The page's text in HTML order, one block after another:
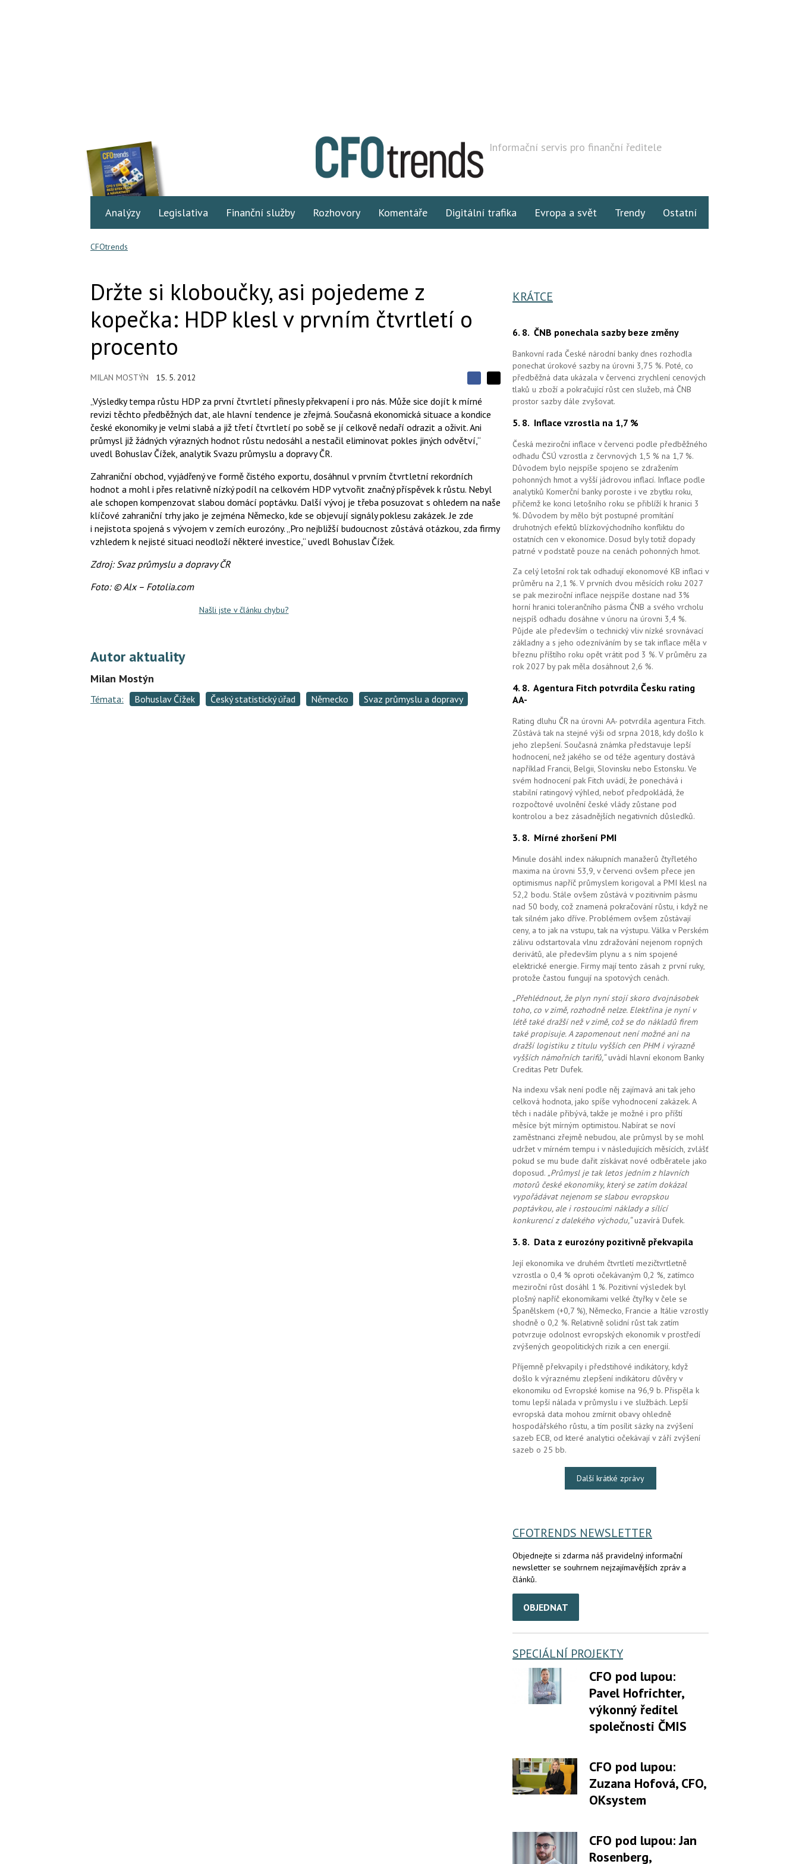
Informační servis pro finanční ředitele
Analýzy Legislativa Finanční služby Rozhovory Komentáře Digitální trafika Evropa a svět Trendy Ostatní
CFOtrends
Držte si kloboučky, asi pojedeme z
kopečka: HDP klesl v prvním čtvrtletí o
procento
MILAN MOSTÝN 15. 5. 2012
S
d
í
l
e
S
í
l
j
t
c
e
o
i
„Výsledky tempa růstu HDP za první čtvrtletí přinesly překvapení i pro nás. Může sice dojít k mírné
revizi těchto předběžných dat, ale hlavní tendence je zřejmá. Současná ekonomická situace a kondice
české ekonomiky je velmi slabá a již třetí čtvrtletí po sobě se jí celkově nedaří odrazit a oživit. Ani
průmysl již žádných výrazných hodnot růstu nedosáhl a nestačil eliminovat pokles jiných odvětví,“
uvedl Bohuslav Čížek, analytik Svazu průmyslu a dopravy ČR.
Zahraniční obchod, vyjádřený ve formě čistého exportu, dosáhnul v prvním čtvrtletní rekordních
hodnot a mohl i přes relativně nízký podíl na celkovém HDP vytvořit značný příspěvek k růstu. Nebyl
ale schopen kompenzovat slabou domácí poptávku. Další vývoj je třeba posuzovat s ohledem na naše
klíčové zahraniční trhy jako je zejména Německo, kde se objevují signály poklesu zakázek. Je zde
i nejistota spojená s vývojem v zemích eurozóny. „Pro nejbližší budoucnost zůstává otázkou, zda firmy
vzhledem k nejisté situaci neodloží některé investice,“ uvedl Bohuslav Čížek.
Zdroj: Svaz průmyslu a dopravy ČR
Foto: © Alx – Fotolia.com
Našli jste v článku chybu?
Autor aktuality
Milan Mostýn
Témata: Bohuslav Čížek Český statistický úřad Německo Svaz průmyslu a dopravy
KRÁTCE
6. 8. ČNB ponechala sazby beze změny
Bankovní rada České národní banky dnes rozhodla
ponechat úrokové sazby na úrovni 3,75 %. Poté, co
předběžná data ukázala v červenci zrychlení cenových
tlaků u zboží a pokračující růst cen služeb, má ČNB
prostor sazby dále zvyšovat.
5. 8. Inflace vzrostla na 1,7 %
Česká meziroční inflace v červenci podle předběžného
odhadu ČSÚ vzrostla z červnových 1,5 % na 1,7 %.
Důvodem bylo nejspíše spojeno se zdražením
pohonných hmot a vyšší jádrovou inflací. Inflace podle
analytiků Komerční banky poroste i ve zbytku roku,
přičemž ke konci letošního roku se přiblíží k hranici 3
%. Důvodem by mělo být postupné promítání
druhotných efektů blízkovýchodního konfliktu do
ostatních cen v ekonomice. Dosud byly totiž dopady
patrné v podstatě pouze na cenách pohonných hmot.
Za celý letošní rok tak odhadují ekonomové KB inflaci v
průměru na 2,1 %. V prvních dvou měsících roku 2027
se pak meziroční inflace nejspíše dostane nad 3%
horní hranici tolerančního pásma ČNB a svého vrcholu
nejspíš odhadu dosáhne v únoru na úrovni 3,4 %.
Půjde ale především o technický vliv nízké srovnávací
základny a s jeho odezníváním by se tak inflace měla v
březnu příštího roku opět vrátit pod 3 %. V průměru za
rok 2027 by pak měla dosáhnout 2,6 %.
4. 8. Agentura Fitch potvrdila Česku rating
AA-
Rating dluhu ČR na úrovni AA- potvrdila agentura Fitch.
Zůstává tak na stejné výši od srpna 2018, kdy došlo k
jeho zlepšení. Současná známka představuje lepší
hodnocení, než jakého se od téže agentury dostává
například Francii, Belgii, Slovinsku nebo Estonsku. Ve
svém hodnocení pak Fitch uvádí, že ponechává i
stabilní ratingový výhled, neboť předpokládá, že
rozpočtové uvolnění české vlády zůstane pod
kontrolou a bez zásadnějších negativních důsledků.
3. 8. Mírné zhoršení PMI
Minule dosáhl index nákupních manažerů čtyřletého
maxima na úrovni 53,9, v červenci ovšem přece jen
optimismus napříč průmyslem korigoval a PMI klesl na
52,2 bodu. Stále ovšem zůstává v pozitivním pásmu
nad 50 body, což znamená pokračování růstu, i když ne
tak silném jako dříve. Problémem ovšem zůstávají
ceny, a to jak na vstupu, tak na výstupu. Válka v Perském
zálivu odstartovala vlnu zdražování nejenom ropných
derivátů, ale především plynu a s ním spojené
elektrické energie. Firmy mají tento zásah z první ruky,
protože častou fungují na spotových cenách.
„Přehlédnout, že plyn nyní stojí skoro dvojnásobek
toho, co v zimě, rozhodně nelze. Elektřina je nyní v
létě také dražší než v zimě, což se do nákladů firem
také propisuje. A zapomenout není možnéani na
dražší logistiku z titulu vyšších cen PHM i výrazně
vyšších námořních tarifů,“uvádí hlavní ekonom Banky
Creditas Petr Dufek.
Na indexu však není podle něj zajímavá ani tak jeho
celková hodnota, jako spíše vyhodnocení zakázek. A
těch i nadále přibývá, takže je možné i pro příští
měsíce být mírným optimistou. Nabírat se noví
zaměstnanci zřejmě nebudou, ale průmysl by se mohl
udržet v mírném tempu i v následujících měsících, zvlášť
pokud se mu bude dařit získávat nové odběratele jako
doposud. „Průmysl je tak letos jedním z hlavních
motorů české ekonomiky, který se zatím dokázal
vypořádávat nejenom se slabou evropskou
poptávkou, ale i rostoucími náklady a sílící
konkurencí z dalekého východu,“uzavírá Dufek.
3. 8. Data z eurozóny pozitivně překvapila
Její ekonomika ve druhém čtvrtletí mezičtvrtletně
vzrostla o 0,4 % oproti očekávaným 0,2 %, zatímco
meziroční růst dosáhl 1 %. Pozitivní výsledek byl
plošný napříč ekonomikami velké čtyřky v čele se
Španělskem (+0,7 %), Německo, Francie a Itálie vzrostly
shodně o 0,2 %. Relativně solidní růst tak zatím
potvrzuje odolnost evropských ekonomik v prostředí
zvýšených geopolitických rizik a cen energií.
Příjemně překvapily i předstihové indikátory, když
došlo k výraznému zlepšení indikátoru důvěry v
ekonomiku od Evropské komise na 96,9 b. Přispěla k
tomu lepší nálada v průmyslu i ve službách. Lepší
evropská data mohou zmírnit obavy ohledně
hospodářského růstu, a tím posílit sázky na zvýšení
sazeb ECB, od které analytici očekávají v září zvýšení
sazeb o 25 bb.
Další krátké zprávy
CFOTRENDS NEWSLETTER
Objednejte si zdarma náš pravidelný informační
newsletter se souhrnem nejzajímavějších zpráv a
článků.
OBJEDNAT
SPECIÁLNÍ PROJEKTY
CFO pod lupou:
Pavel Hofrichter,
výkonný ředitel
společnosti ČMIS
CFO pod lupou:
Zuzana Hofová, CFO,
OKsystem
CFO pod lupou: Jan
Rosenberg,